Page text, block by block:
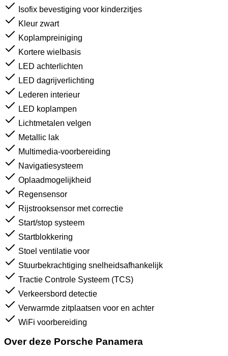
Isofix bevestiging voor kinderzitjes
Kleur zwart
Koplampreiniging
Kortere wielbasis
LED achterlichten
LED dagrijverlichting
Lederen interieur
LED koplampen
Lichtmetalen velgen
Metallic lak
Multimedia-voorbereiding
Navigatiesysteem
Oplaadmogelijkheid
Regensensor
Rijstrooksensor met correctie
Start/stop systeem
Startblokkering
Stoel ventilatie voor
Stuurbekrachtiging snelheidsafhankelijk
Tractie Controle Systeem (TCS)
Verkeersbord detectie
Verwarmde zitplaatsen voor en achter
WiFi voorbereiding
Over deze Porsche Panamera